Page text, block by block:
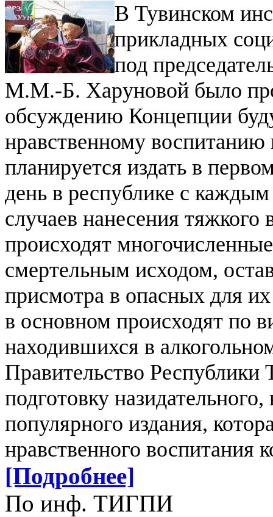
В Тувинском
прикладных
под
М.М.-Б. Харуновой было
обсуждению Концепции
нравственному
планируется издать в
день в республике с
случаев нанесения
происходят
смертельным исходом,
присмотра в опасных для
в основном происходят по
находившихся в
Правительство
подготовку
популярного издания,
нравственного воспитания
[Подробнее]
По инф. ТИГПИ